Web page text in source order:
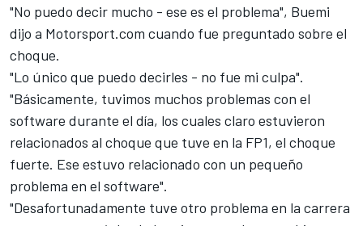
"No puedo decir mucho - ese es el problema", Buemi
dijo a Motorsport.com cuando fue preguntado sobre el
choque.
"Lo único que puedo decirles - no fue mi culpa".
"Básicamente, tuvimos muchos problemas con el
software durante el día, los cuales claro estuvieron
relacionados al choque que tuve en la FP1, el choque
fuerte. Ese estuvo relacionado con un pequeño
problema en el software".
"Desafortunadamente tuve otro problema en la carrera